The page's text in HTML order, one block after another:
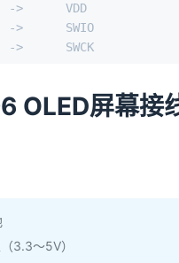
3V3	->	VDD
SWDIO	->	SWIO
SWDLK	->	SWCK
OLED屏幕接
3.3～5V）